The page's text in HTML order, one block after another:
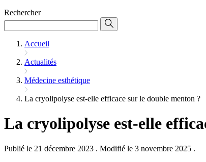
Rechercher
Accueil
Actualités
Médecine esthétique
La cryolipolyse est-elle efficace sur le double menton ?
La cryolipolyse est-elle
Publié le 21 décembre 2023 . Modifié le 3 novembre 2025 .